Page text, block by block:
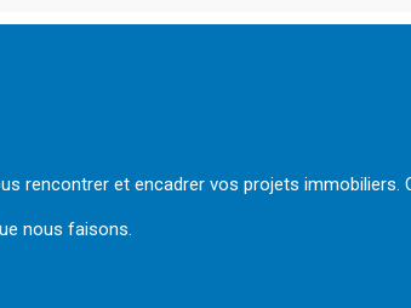
rencontrer et encadrer vos projets
nous faisons.